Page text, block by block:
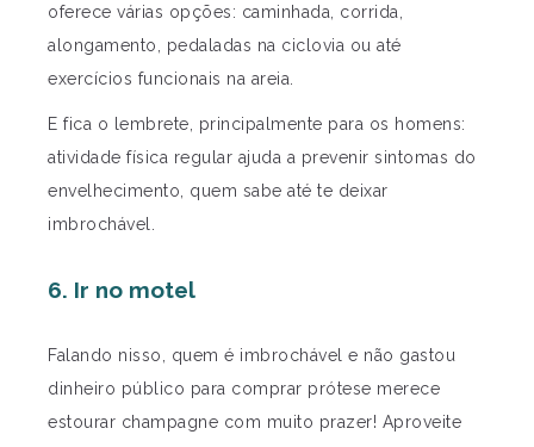
oferece várias opções: caminhada, corrida,
alongamento, pedaladas na ciclovia ou até
exercícios funcionais na areia.
E fica o lembrete, principalmente para os homens:
atividade física regular ajuda a prevenir sintomas do
envelhecimento, quem sabe até te deixar
imbrochável.
6. Ir no motel
Falando nisso, quem é imbrochável e não gastou
dinheiro público para comprar prótese merece
estourar champagne com muito prazer! Aproveite